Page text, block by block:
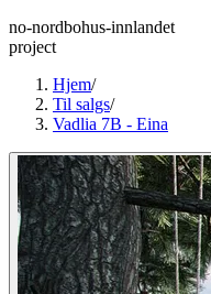
no-nordbohus-innlandet
project
Hjem/
Til salgs/
Vadlia 7B - Eina